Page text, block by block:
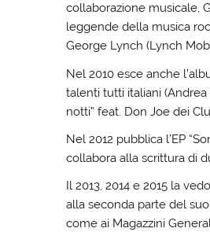
collaborazione musicale,
leggende della musica
George Lynch (Lynch
Nel 2010 esce anche
talenti tutti italiani (Andrea
notti” feat. Don Joe dei
Nel 2012 pubblica l’EP
collabora alla scrittura di
Il 2013, 2014 e 2015 la
alla seconda parte del
come ai Magazzini